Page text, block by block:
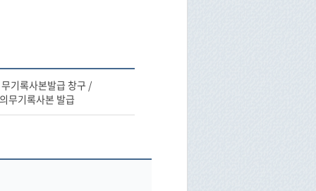
기록사본발급 창구 /
무기록사본 발급